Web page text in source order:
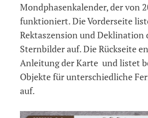
Mondphasenkalender, der von
funktioniert. Die Vorderseite
Rektaszension und Deklination
Sternbilder auf. Die Rückseite
Anleitung der Karte und listet
Objekte für unterschiedliche
auf.